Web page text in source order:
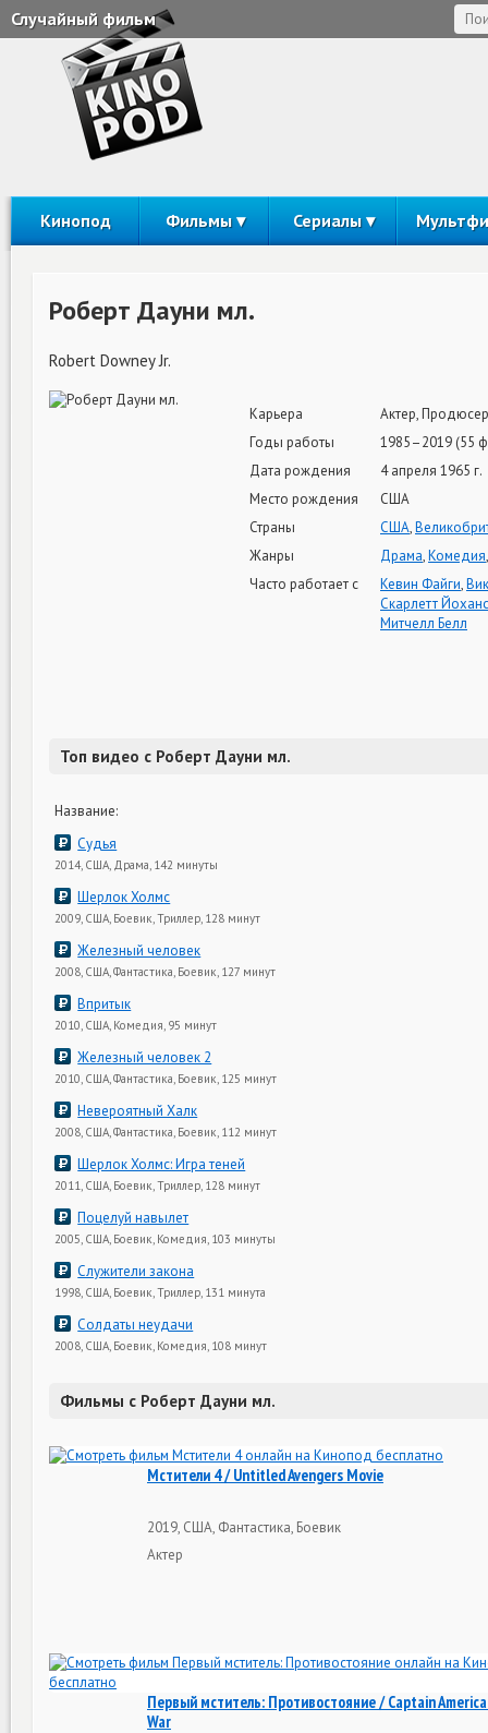
Случайный фильм
Кинопод Фильмы Сериалы
Роберт Дауни мл.
Robert Downey Jr.
Карьера
Актер, Продюсер
Годы работы
1985–2019 (55
Дата рождения
4 апреля 1965 г.
Место рождения
США
Страны
США,
Жанры
Драма,Комедия
Часто работает с
Кевин Файги,
Скарлетт
Митчелл Белл
Топ видео с Роберт Дауни мл.
Название:
Судья
2014, США, Драма, 142 минуты
Шерлок Холмс
2009, США, Боевик, Триллер, 128 минут
Железный человек
2008, США, Фантастика, Боевик, 127 минут
Впритык
2010, США, Комедия, 95 минут
Железный человек 2
2010, США, Фантастика, Боевик, 125 минут
Невероятный Халк
2008, США, Фантастика, Боевик, 112 минут
Шерлок Холмс: Игра теней
2011, США, Боевик, Триллер, 128 минут
Поцелуй навылет
2005, США, Боевик, Комедия, 103 минуты
Служители закона
1998, США, Боевик, Триллер, 131 минута
Солдаты неудачи
2008, США, Боевик, Комедия, 108 минут
Фильмы с Роберт Дауни мл.
Мстители 4 / Untitled Avengers Movie
2019, США, Фантастика, Боевик
Актер
Первый мститель: Противостояние / Captain
War